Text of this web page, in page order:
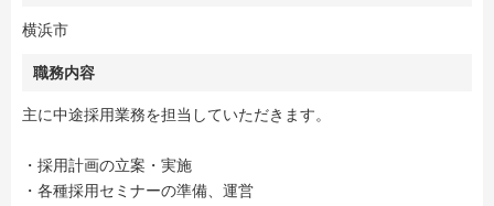
横浜市
職務内容
主に中途採用業務を担当していただきます。
・採用計画の立案・実施
・各種採用セミナーの準備、運営